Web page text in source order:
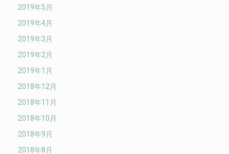
2019年5月
2019年4月
2019年3月
2019年2月
2019年1月
2018年12月
2018年11月
2018年10月
2018年9月
2018年8月